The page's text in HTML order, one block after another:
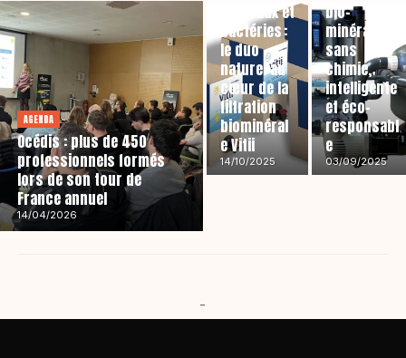
AGENDA
Océdis : plus de 450
professionnels formés
lors de son tour de
France annuel
14/04/2026
Minéraux et
bactéries :
le duo
naturel au
cœur de la
filtration
biominéral
e Vitii
14/10/2025
bio-
minérale
sans
chimie,
intelligente
et éco-
responsabl
e
03/09/2025
-